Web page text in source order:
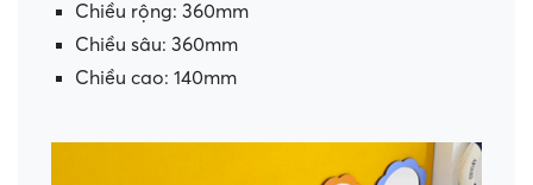
Chiều rộng: 360mm
Chiều sâu: 360mm
Chiều cao: 140mm